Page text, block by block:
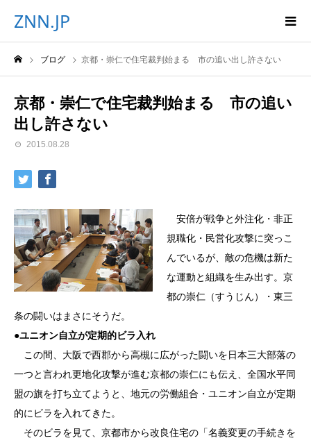
ZNN.JP
ブログ 京都・崇仁で住宅裁判始まる 市の追い出し許さない
京都・崇仁で住宅裁判始まる 市の追い
出し許さない
2015.08.28
安倍が戦争と外注化・非正
規職化・民営化攻撃に突っこ
んでいるが、敵の危機は新た
な運動と組織を生み出す。京
都の崇仁（すうじん）・東三
条の闘いはまさにそうだ。
●ユニオン自立が定期的ビラ入れ
この間、大阪で西郡から高槻に広がった闘いを日本三大部落の
一つと言われ更地化攻撃が進む京都の崇仁にも伝え、全国水平同
盟の旗を打ち立てようと、地元の労働組合・ユニオン自立が定期
的にビラを入れてきた。
そのビラを見て、京都市から改良住宅の「名義変更の手続きを